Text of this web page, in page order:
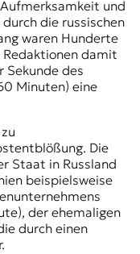
und
die russischen
waren Hunderte
damit
Sekunde des
Minuten) eine
Die
Staat in Russland
beispielsweise
der ehemaligen
durch einen